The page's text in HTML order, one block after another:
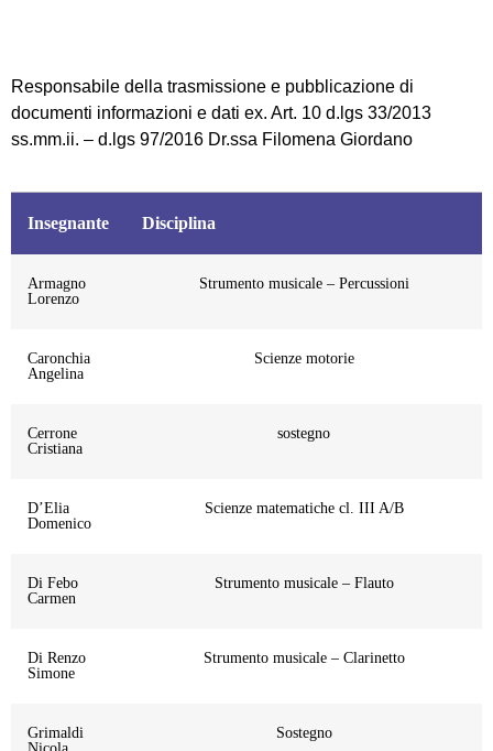
Responsabile della trasmissione e pubblicazione di
documenti informazioni e dati ex. Art. 10 d.lgs 33/2013
ss.mm.ii. – d.lgs 97/2016 Dr.ssa Filomena Giordano
Insegnante Disciplina
Armagno
Lorenzo
Strumento musicale – Percussioni
Caronchia
Angelina
Scienze motorie
Cerrone
Cristiana
sostegno
D’Elia
Domenico
Scienze matematiche cl. III A/B
Di Febo
Carmen
Strumento musicale – Flauto
Di Renzo
Simone
Strumento musicale – Clarinetto
Grimaldi
Sostegno